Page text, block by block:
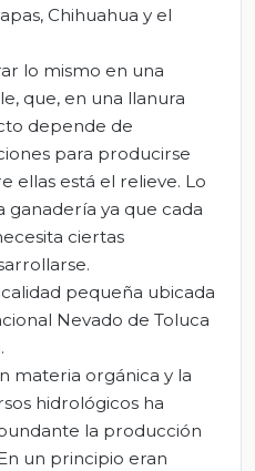
Chihuahua y el
lo mismo en una
que, en una llanura
depende de
para producirse
ellas está el relieve. Lo
ganadería ya que cada
ciertas
pequeña ubicada
Nevado de Toluca
materia orgánica y la
hidrológicos ha
la producción
un principio eran